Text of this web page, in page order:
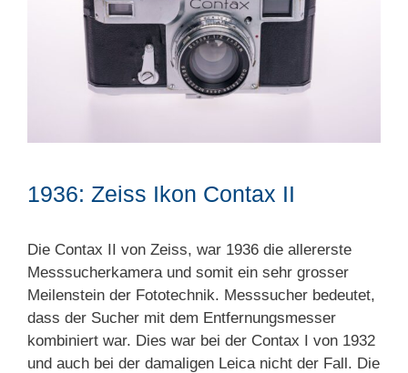
1936: Zeiss Ikon Contax II
Die Contax II von Zeiss, war 1936 die allererste
Messsucherkamera und somit ein sehr grosser
Meilenstein der Fototechnik. Messsucher bedeutet,
dass der Sucher mit dem Entfernungsmesser
kombiniert war. Dies war bei der Contax I von 1932
und auch bei der damaligen Leica nicht der Fall. Die